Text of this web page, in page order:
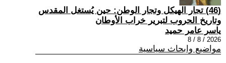
(46) تجار الهيكل وتجار الوطن: حين يُستغل المقدس
وتاريخ الحروب لتبرير خراب الأوطان
ياسر عامر حميد
2026 / 8 / 8
مواضيع وابحاث سياسية